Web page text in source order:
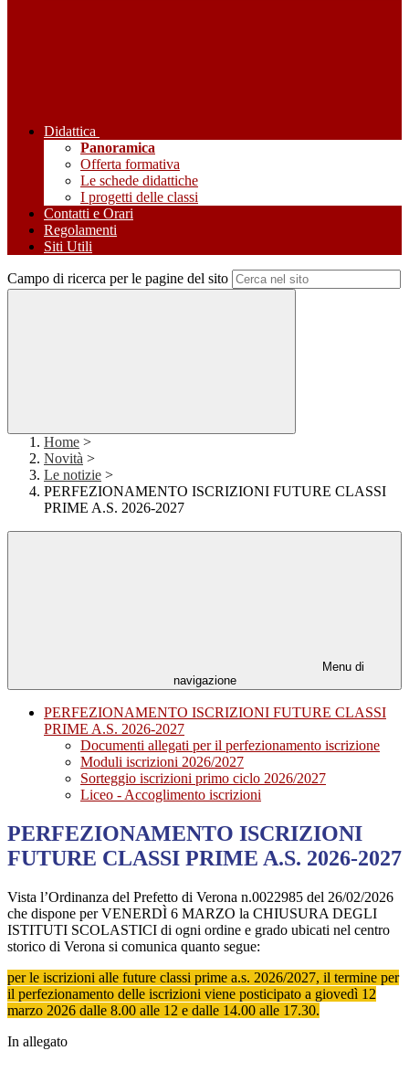
Didattica
Panoramica
Offerta formativa
Le schede didattiche
I progetti delle classi
Contatti e Orari
Regolamenti
Siti Utili
Campo di ricerca per le pagine del sito
Home >
Novità >
Le notizie >
PERFEZIONAMENTO ISCRIZIONI FUTURE CLASSI
PRIME A.S. 2026-2027
Menu di
navigazione
PERFEZIONAMENTO ISCRIZIONI FUTURE CLASSI
PRIME A.S. 2026-2027
Documenti allegati per il perfezionamento iscrizione
Moduli iscrizioni 2026/2027
Sorteggio iscrizioni primo ciclo 2026/2027
Liceo - Accoglimento iscrizioni
PERFEZIONAMENTO ISCRIZIONI
FUTURE CLASSI PRIME A.S. 2026-2027
Vista l’Ordinanza del Prefetto di Verona n.0022985 del 26/02/2026
che dispone per VENERDÌ 6 MARZO la CHIUSURA DEGLI
ISTITUTI SCOLASTICI di ogni ordine e grado ubicati nel centro
storico di Verona si comunica quanto segue:
per le iscrizioni alle future classi prime a.s. 2026/2027, il termine per
il perfezionamento delle iscrizioni viene posticipato a giovedì 12
marzo 2026 dalle 8.00 alle 12 e dalle 14.00 alle 17.30.
In allegato